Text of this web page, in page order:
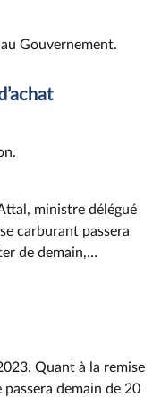
Gouvernement.
ministre délégué
carburant passera
de demain,…
Quant à la remise
demain de 20